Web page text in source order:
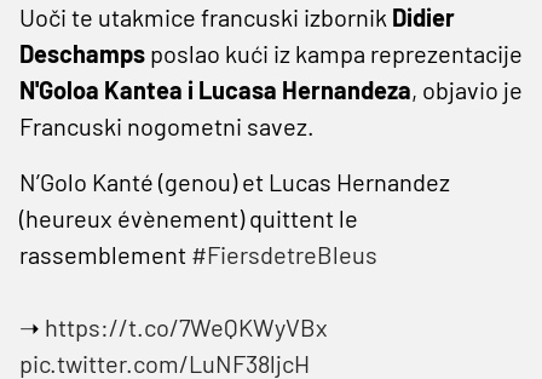
Uoči te utakmice francuski izbornik Didier
Deschamps poslao kući iz kampa reprezentacije
N'Goloa Kantea i Lucasa Hernandeza, objavio je
Francuski nogometni savez.
N’Golo Kanté (genou) et Lucas Hernandez
(heureux évènement) quittent le
rassemblement #FiersdetreBleus
➝ https://t.co/7WeQKWyVBx
pic.twitter.com/LuNF38ljcH